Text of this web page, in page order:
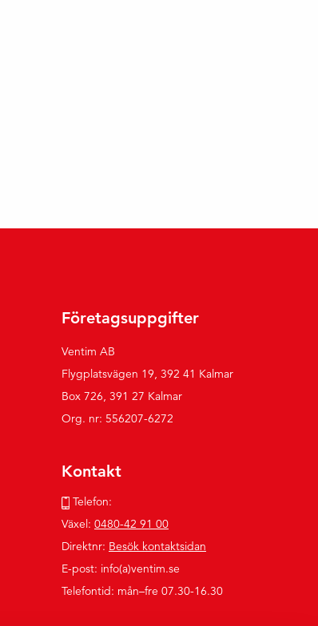
Företagsuppgifter
Ventim AB
Flygplatsvägen 19, 392 41 Kalmar
Box 726, 391 27 Kalmar
Org. nr: 556207-6272
Kontakt
Telefon:
Växel: 0480-42 91 00
Direktnr: Besök kontaktsidan
E-post: info(a)ventim.se
Telefontid: mån–fre 07.30-16.30